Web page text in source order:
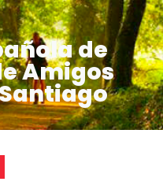
de
Amigos